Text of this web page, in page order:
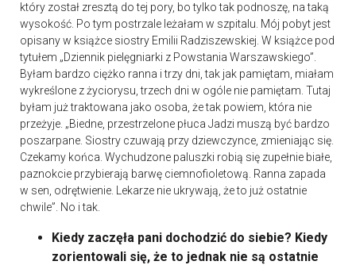
który został zresztą do tej pory, bo tylko tak podnoszę, na taką
wysokość. Po tym postrzale leżałam w szpitalu. Mój pobyt jest
opisany w książce siostry Emilii Radziszewskiej. W książce pod
tytułem „Dziennik pielęgniarki z Powstania Warszawskiego”.
Byłam bardzo ciężko ranna i trzy dni, tak jak pamiętam, miałam
wykreślone z życiorysu, trzech dni w ogóle nie pamiętam. Tutaj
byłam już traktowana jako osoba, że tak powiem, która nie
przeżyje. „Biedne, przestrzelone płuca Jadzi muszą być bardzo
poszarpane. Siostry czuwają przy dziewczynce, zmieniając się.
Czekamy końca. Wychudzone paluszki robią się zupełnie białe,
paznokcie przybierają barwę ciemnofioletową. Ranna zapada
w sen, odrętwienie. Lekarze nie ukrywają, że to już ostatnie
chwile”. No i tak.
Kiedy zaczęła pani dochodzić do siebie? Kiedy
zorientowali się, że to jednak nie są ostatnie